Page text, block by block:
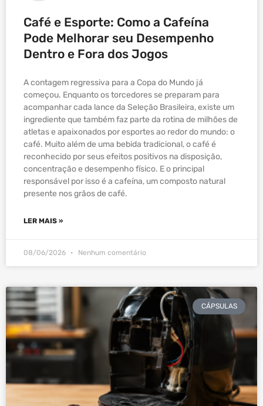
Café e Esporte: Como a Cafeína
Pode Melhorar seu Desempenho
Dentro e Fora dos Jogos
A contagem regressiva para a Copa do Mundo já
começou. Enquanto os torcedores se preparam para
acompanhar cada lance da Seleção Brasileira, existe um
ingrediente que também faz parte da rotina de milhões de
atletas e apaixonados por esportes ao redor do mundo: o
café. Muito além de uma bebida tradicional, o café é
reconhecido por seus efeitos positivos na disposição,
concentração e desempenho físico. E o principal
responsável por isso é a cafeína, um composto natural
presente nos grãos de café.
LER MAIS »
08/06/2026 Nenhum comentário
CÁPSULAS